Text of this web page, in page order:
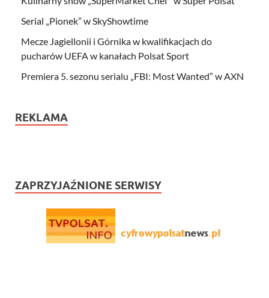
Serial „Pionek” w SkyShowtime
Mecze Jagiellonii i Górnika w kwalifikacjach do
pucharów UEFA w kanałach Polsat Sport
Premiera 5. sezonu serialu „FBI: Most Wanted” w AXN
REKLAMA
ZAPRZYJAŹNIONE SERWISY